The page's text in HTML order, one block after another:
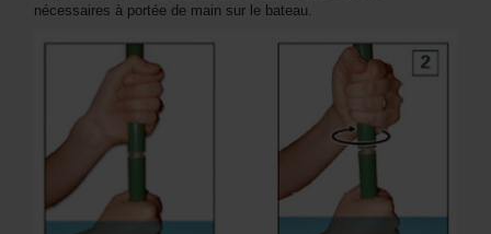
nécessaires à portée de main sur le bateau.